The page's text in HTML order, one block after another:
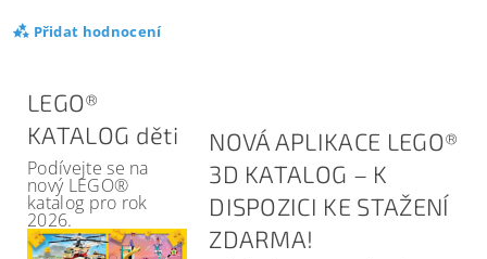
Přidat hodnocení
LEGO®
KATALOG děti
Podívejte se na
nový LEGO®
katalog pro rok
2026.
NOVÁ APLIKACE LEGO®
3D KATALOG – K
DISPOZICI KE STAŽENÍ
ZDARMA!